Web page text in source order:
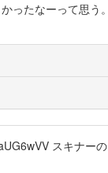
ったなーって思う。
スキナー